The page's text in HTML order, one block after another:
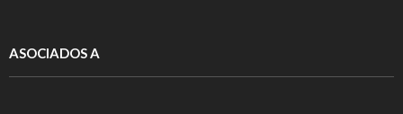
ASOCIADOS A